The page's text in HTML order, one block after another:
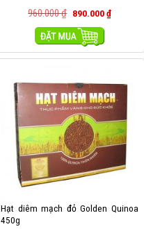
960.000₫ 890.000₫
MUA HÀNG
Hạt diêm mạch đỏ Golden Quinoa
450g